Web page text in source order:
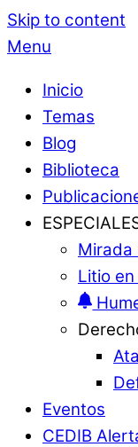
Skip to content
Menu
Inicio
Temas
Blog
Biblioteca
Mirada
Litio en
Eventos
CEDIB